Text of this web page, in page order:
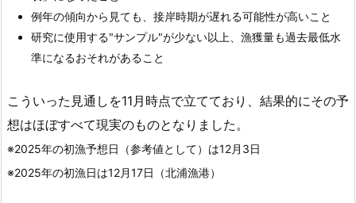
例年の傾向から見ても、接岸時期が遅れる可能性が高いこと
研究に使用する"サンプル"が少ない以上、漁獲量も過去最低水
準になるおそれがあること
こういった見通しを11月時点で立てており、結果的にその予
想はほぼすべて現実のものとなりました。
※2025年の初漁予想日（参考値として）は12月3日
※2025年の初漁日は12月17日（北浦漁港）